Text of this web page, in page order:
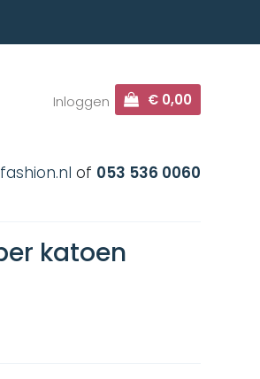
Inloggen € 0,00
of 053 536 0060
katoen